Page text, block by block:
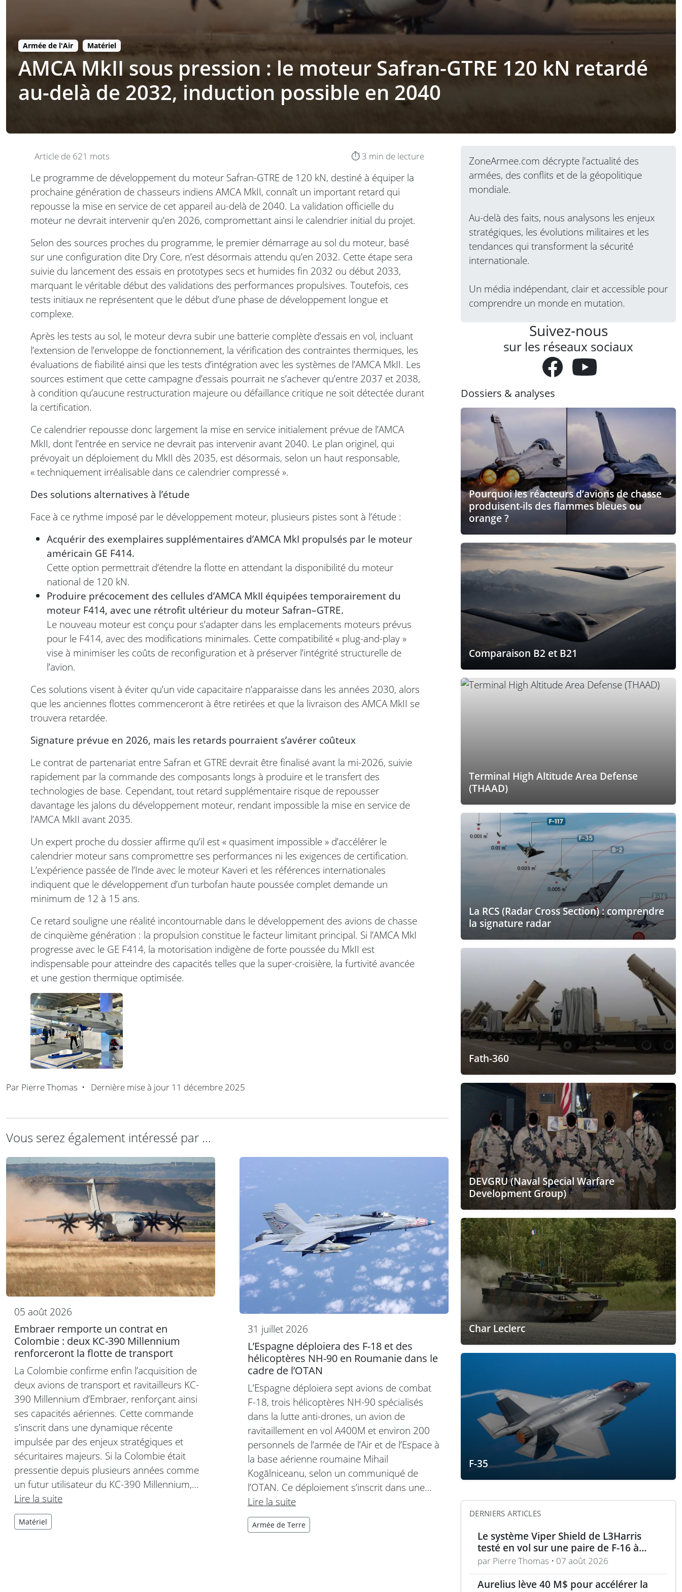
Armée de l'Air Matériel
AMCA MkII sous pression : le moteur Safran-GTRE 120 kN retardé
au-delà de 2032, induction possible en 2040
Article de 621 mots ⏱️ 3 min de lecture
Le programme de développement du moteur Safran-GTRE de 120 kN, destiné à équiper la
prochaine génération de chasseurs indiens AMCA MkII, connaît un important retard qui
repousse la mise en service de cet appareil au-delà de 2040. La validation officielle du
moteur ne devrait intervenir qu’en 2026, compromettant ainsi le calendrier initial du projet.
Selon des sources proches du programme, le premier démarrage au sol du moteur, basé
sur une configuration dite Dry Core, n’est désormais attendu qu’en 2032. Cette étape sera
suivie du lancement des essais en prototypes secs et humides fin 2032 ou début 2033,
marquant le véritable début des validations des performances propulsives. Toutefois, ces
tests initiaux ne représentent que le début d’une phase de développement longue et
complexe.
Après les tests au sol, le moteur devra subir une batterie complète d’essais en vol, incluant
l’extension de l’enveloppe de fonctionnement, la vérification des contraintes thermiques, les
évaluations de fiabilité ainsi que les tests d’intégration avec les systèmes de l’AMCA MkII. Les
sources estiment que cette campagne d’essais pourrait ne s’achever qu’entre 2037 et 2038,
à condition qu’aucune restructuration majeure ou défaillance critique ne soit détectée durant
la certification.
Ce calendrier repousse donc largement la mise en service initialement prévue de l’AMCA
MkII, dont l’entrée en service ne devrait pas intervenir avant 2040. Le plan originel, qui
prévoyait un déploiement du MkII dès 2035, est désormais, selon un haut responsable,
« techniquement irréalisable dans ce calendrier compressé ».
Des solutions alternatives à l’étude
Face à ce rythme imposé par le développement moteur, plusieurs pistes sont à l’étude :
Acquérir des exemplaires supplémentaires d’AMCA MkI propulsés par le moteur
américain GE F414.
Cette option permettrait d’étendre la flotte en attendant la disponibilité du moteur
national de 120 kN.
Produire précocement des cellules d’AMCA MkII équipées temporairement du
moteur F414, avec une rétrofit ultérieur du moteur Safran–GTRE.
Le nouveau moteur est conçu pour s’adapter dans les emplacements moteurs prévus
pour le F414, avec des modifications minimales. Cette compatibilité « plug-and-play »
vise à minimiser les coûts de reconfiguration et à préserver l’intégrité structurelle de
l’avion.
Ces solutions visent à éviter qu’un vide capacitaire n’apparaisse dans les années 2030, alors
que les anciennes flottes commenceront à être retirées et que la livraison des AMCA MkII se
trouvera retardée.
Signature prévue en 2026, mais les retards pourraient s’avérer coûteux
Le contrat de partenariat entre Safran et GTRE devrait être finalisé avant la mi-2026, suivie
rapidement par la commande des composants longs à produire et le transfert des
technologies de base. Cependant, tout retard supplémentaire risque de repousser
davantage les jalons du développement moteur, rendant impossible la mise en service de
l’AMCA MkII avant 2035.
Un expert proche du dossier affirme qu’il est « quasiment impossible » d’accélérer le
calendrier moteur sans compromettre ses performances ni les exigences de certification.
L’expérience passée de l’Inde avec le moteur Kaveri et les références internationales
indiquent que le développement d’un turbofan haute poussée complet demande un
minimum de 12 à 15 ans.
Ce retard souligne une réalité incontournable dans le développement des avions de chasse
de cinquième génération : la propulsion constitue le facteur limitant principal. Si l’AMCA MkI
progresse avec le GE F414, la motorisation indigène de forte poussée du MkII est
indispensable pour atteindre des capacités telles que la super-croisière, la furtivité avancée
et une gestion thermique optimisée.
Par Pierre Thomas • Dernière mise à jour 11 décembre 2025
Vous serez également intéressé par ...
05 août 2026
Embraer remporte un contrat en
Colombie : deux KC-390 Millennium
renforceront la flotte de transport
La Colombie confirme enfin l’acquisition de
deux avions de transport et ravitailleurs KC-
390 Millennium d’Embraer, renforçant ainsi
ses capacités aériennes. Cette commande
s’inscrit dans une dynamique récente
impulsée par des enjeux stratégiques et
sécuritaires majeurs. Si la Colombie était
pressentie depuis plusieurs années comme
un futur utilisateur du KC-390 Millennium,…
Lire la suite
Matériel
31 juillet 2026
L’Espagne déploiera des F-18 et des
hélicoptères NH-90 en Roumanie dans le
cadre de l’OTAN
L’Espagne déploiera sept avions de combat
F-18, trois hélicoptères NH-90 spécialisés
dans la lutte anti-drones, un avion de
ravitaillement en vol A400M et environ 200
personnels de l’armée de l’Air et de l’Espace à
la base aérienne roumaine Mihail
Kogălniceanu, selon un communiqué de
l’OTAN. Ce déploiement s’inscrit dans une…
Lire la suite
Armée de Terre
ZoneArmee.com décrypte l’actualité des
armées, des conflits et de la géopolitique
mondiale.
Au-delà des faits, nous analysons les enjeux
stratégiques, les évolutions militaires et les
tendances qui transforment la sécurité
internationale.
Un média indépendant, clair et accessible pour
comprendre un monde en mutation.
Suivez-nous
sur les réseaux sociaux
Dossiers & analyses
Pourquoi les réacteurs d’avions de chasse
produisent-ils des flammes bleues ou
orange ?
Comparaison B2 et B21
Terminal High Altitude Area Defense
(THAAD)
La RCS (Radar Cross Section) : comprendre
la signature radar
Fath-360
DEVGRU (Naval Special Warfare
Development Group)
Char Leclerc
F-35
DERNIERS ARTICLES
Le système Viper Shield de L3Harris
testé en vol sur une paire de F-16 à
Edwards AFB
par Pierre Thomas • 07 août 2026
Aurelius lève 40 M$ pour accélérer la